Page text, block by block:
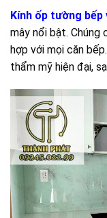
Kính ốp tường bếp
mây nổi bật. Chúng
hợp với mọi căn
thẩm mỹ hiện đại,